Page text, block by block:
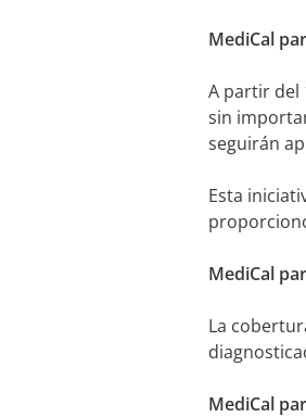
MediCal
A partir del
sin
seguirán
Esta
MediCal
La
MediCal